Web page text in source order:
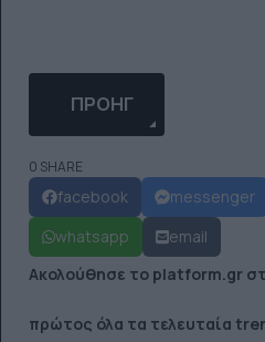
ΠΡΟΗΓΟΎΜΕΝΟ
ΠΡΟΗΓ
0 SHARE
facebook messenger
whatsapp
email
Ακολούθησε το platform.gr
πρώτος όλα τα τελευταία